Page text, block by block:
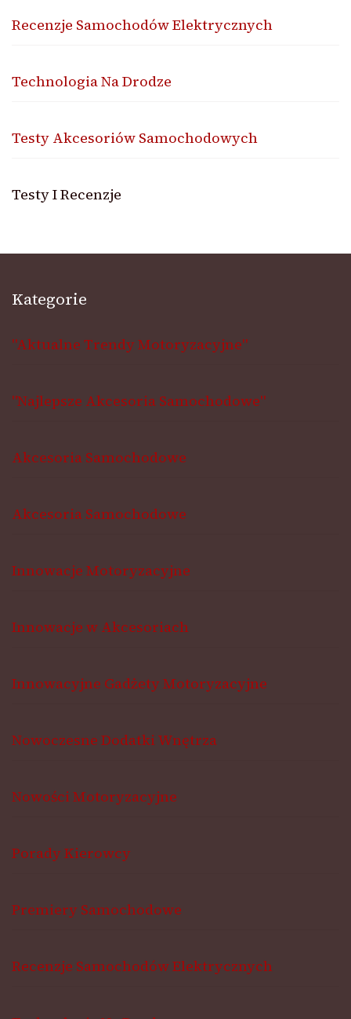
Recenzje Samochodów Elektrycznych
Technologia Na Drodze
Testy Akcesoriów Samochodowych
Testy I Recenzje
Kategorie
"Aktualne Trendy Motoryzacyjne"
"Najlepsze Akcesoria Samochodowe"
Akcesoria Samochodowe
Akcesoria Samochodowe
Innowacje Motoryzacyjne
Innowacje w Akcesoriach
Innowacyjne Gadżety Motoryzacyjne
Nowoczesne Dodatki Wnętrza
Nowości Motoryzacyjne
Porady Kierowcy
Premiery Samochodowe
Recenzje Samochodów Elektrycznych